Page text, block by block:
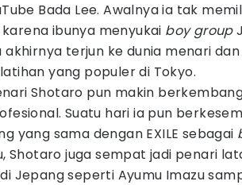
Bada Lee. Awalnya ia tak
ibunya menyukai boy group
akhirnya terjun ke dunia menari
yang populer di Tokyo.
Shotaro pun makin
Suatu hari ia pun
yang sama dengan EXILE sebagai
Shotaro juga sempat jadi penari
Jepang seperti Ayumu Imazu